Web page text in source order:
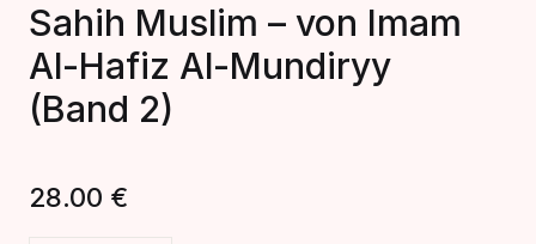
Sahih Muslim – von Imam
Al-Hafiz Al-Mundiryy
(Band 2)
28.00 €